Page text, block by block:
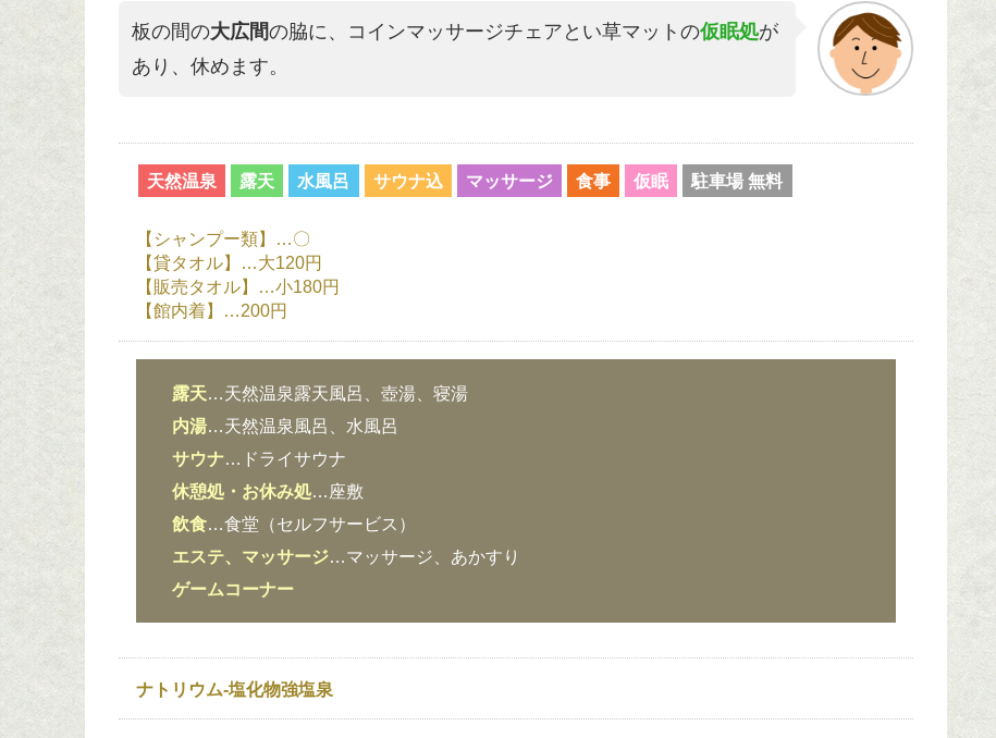
板の間の大広間の脇に、コインマッサージチェアとい草マットの仮眠処が
あり、休めます。
天然温泉 露天 水風呂 サウナ込 マッサージ 食事 仮眠 駐車場 無料
【シャンプー類】…〇
【貸タオル】…大120円
【販売タオル】…小180円
【館内着】…200円
露天…天然温泉露天風呂、壺湯、寝湯
内湯…天然温泉風呂、水風呂
サウナ…ドライサウナ
休憩処・お休み処…座敷
飲食…食堂（セルフサービス）
エステ、マッサージ…マッサージ、あかすり
ゲームコーナー
ナトリウム-塩化物強塩泉